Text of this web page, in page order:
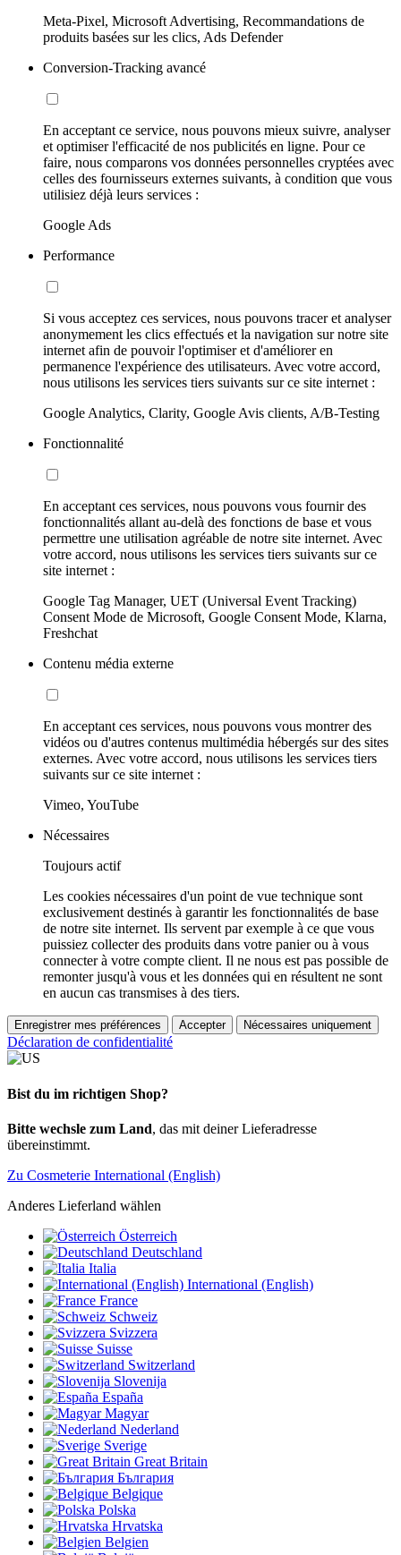
Meta-Pixel, Microsoft Advertising, Recommandations de
produits basées sur les clics, Ads Defender
Conversion-Tracking avancé
En acceptant ce service, nous pouvons mieux suivre, analyser
et optimiser l'efficacité de nos publicités en ligne. Pour ce
faire, nous comparons vos données personnelles cryptées avec
celles des fournisseurs externes suivants, à condition que vous
utilisiez déjà leurs services :
Google Ads
Performance
Si vous acceptez ces services, nous pouvons tracer et analyser
anonymement les clics effectués et la navigation sur notre site
internet afin de pouvoir l'optimiser et d'améliorer en
permanence l'expérience des utilisateurs. Avec votre accord,
nous utilisons les services tiers suivants sur ce site internet :
Google Analytics, Clarity, Google Avis clients, A/B-Testing
Fonctionnalité
En acceptant ces services, nous pouvons vous fournir des
fonctionnalités allant au-delà des fonctions de base et vous
permettre une utilisation agréable de notre site internet. Avec
votre accord, nous utilisons les services tiers suivants sur ce
site internet :
Google Tag Manager, UET (Universal Event Tracking)
Consent Mode de Microsoft, Google Consent Mode, Klarna,
Freshchat
Contenu média externe
En acceptant ces services, nous pouvons vous montrer des
vidéos ou d'autres contenus multimédia hébergés sur des sites
externes. Avec votre accord, nous utilisons les services tiers
suivants sur ce site internet :
Vimeo, YouTube
Nécessaires
Toujours actif
Les cookies nécessaires d'un point de vue technique sont
exclusivement destinés à garantir les fonctionnalités de base
de notre site internet. Ils servent par exemple à ce que vous
puissiez collecter des produits dans votre panier ou à vous
connecter à votre compte client. Il ne nous est pas possible de
remonter jusqu'à vous et les données qui en résultent ne sont
en aucun cas transmises à des tiers.
Enregistrer mes préférences Accepter Nécessaires uniquement
Déclaration de confidentialité
Bist du im richtigen Shop?
Bitte wechsle zum Land, das mit deiner Lieferadresse
übereinstimmt.
Zu Cosmeterie International (English)
Anderes Lieferland wählen
Österreich
Deutschland
Italia
International (English)
France
Schweiz
Svizzera
Suisse
Switzerland
Slovenija
España
Magyar
Nederland
Sverige
Great Britain
България
Belgique
Polska
Hrvatska
Belgien